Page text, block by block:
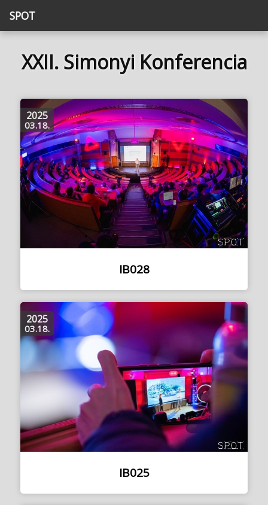
SPOT
XXII. Simonyi Konferencia
IB028
2025
03.18.
IB025
2025
03.18.